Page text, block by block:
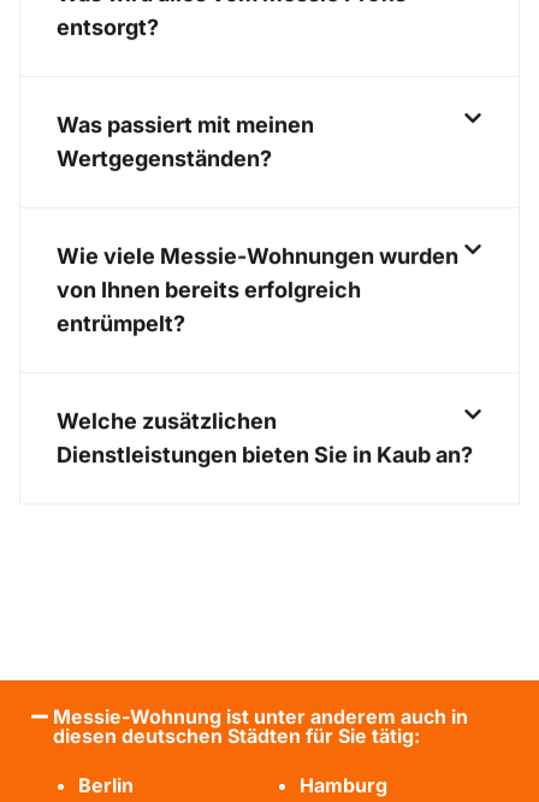
entsorgt?
Was passiert mit meinen
Wertgegenständen?
Wie viele Messie-Wohnungen wurden
von Ihnen bereits erfolgreich
entrümpelt?
Welche zusätzlichen
Dienstleistungen bieten Sie in Kaub an?
Messie-Wohnung ist unter anderem auch in
diesen deutschen Städten für Sie tätig:
Berlin
Hamburg